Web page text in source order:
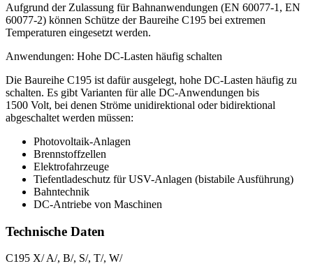
Aufgrund der Zulassung für Bahnanwendungen (EN 60077-1, EN
60077-2) können Schütze der Baureihe C195 bei extremen
Temperaturen eingesetzt werden.
Anwendungen: Hohe DC-Lasten häufig schalten
Die Baureihe C195 ist dafür ausgelegt, hohe DC-Lasten häufig zu
schalten. Es gibt Varianten für alle DC-Anwendungen bis
1500 Volt, bei denen Ströme unidirektional oder bidirektional
abgeschaltet werden müssen:
Photovoltaik-Anlagen
Brennstoffzellen
Elektrofahrzeuge
Tiefentladeschutz fürUSV-Anlagen (bistabile Ausführung)
Bahntechnik
DC-Antriebe von Maschinen
Technische Daten
C195 X/ A/, B/, S/, T/, W/